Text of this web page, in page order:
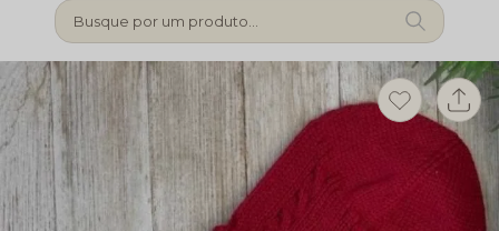
Busque por um produto...